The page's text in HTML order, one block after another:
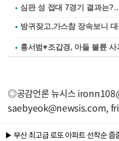
심판 성 접대 7경기 결과는
홍서범♥조갑경, 아들 불륜 사
◎공감언론 뉴시스
saebyeok@newsis.com,